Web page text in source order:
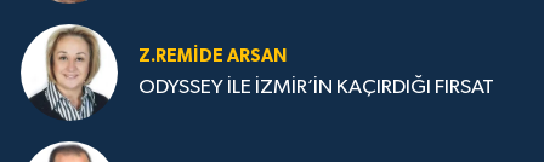
Z.REMIDE ARSAN
ODYSSEY İLE İZMİR’İN KAÇIRDIĞI FIRSAT